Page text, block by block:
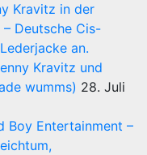
Kravitz in der
– Deutsche Cis-
an.
Kravitz und
wumms) 28. Juli
Boy Entertainment –